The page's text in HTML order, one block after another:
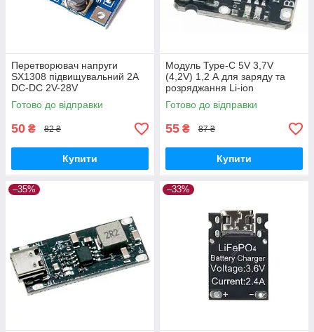
Перетворювач напруги
SX1308 підвищувальний 2A
DC-DC 2V-28V
Готово до відправки
50 ₴ 82 ₴
Купити
Модуль Type-C 5V 3,7V
(4,2V) 1,2 А для заряду та
розряджання Li-ion
двоспрямована
підвищувальна плата DC
Готово до відправки
55 ₴ 87 ₴
Купити
–35% –33%